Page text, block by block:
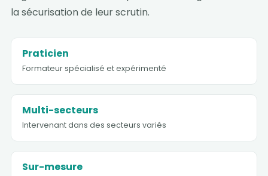
la sécurisation de leur scrutin.
Praticien
Formateur spécialisé et expérimenté
Multi-secteurs
Intervenant dans des secteurs variés
Sur-mesure